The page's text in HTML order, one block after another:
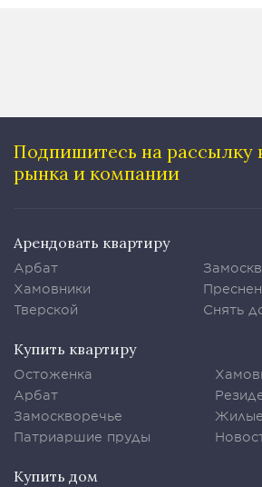
Подпишитесь на рассылку
рынка и компании
Арендовать квартиру
Арбат
Хамовники
Тверской
Снять
Купить квартиру
Остоженка
Арбат
Замоскворечье
Патриаршие пруды
Купить дом